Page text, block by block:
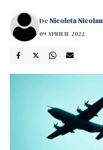
DeNicoleta Nicolau
09 APRILIE 2022